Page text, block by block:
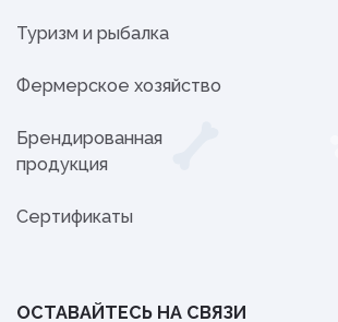
Туризм и рыбалка
Фермерское хозяйство
Брендированная
продукция
Сертификаты
ОСТАВАЙТЕСЬ НА СВЯЗИ